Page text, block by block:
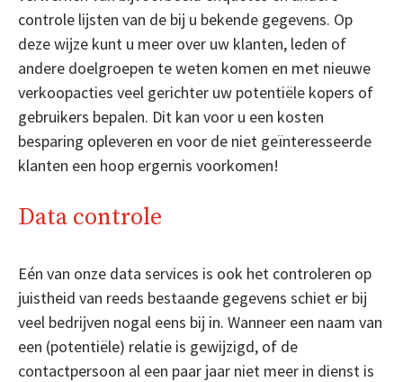
controle lijsten van de bij u bekende gegevens. Op
deze wijze kunt u meer over uw klanten, leden of
andere doelgroepen te weten komen en met nieuwe
verkoopacties veel gerichter uw potentiële kopers of
gebruikers bepalen. Dit kan voor u een kosten
besparing opleveren en voor de niet geïnteresseerde
klanten een hoop ergernis voorkomen!
Data controle
Eén van onze data services is ook het controleren op
juistheid van reeds bestaande gegevens schiet er bij
veel bedrijven nogal eens bij in. Wanneer een naam van
een (potentiële) relatie is gewijzigd, of de
contactpersoon al een paar jaar niet meer in dienst is